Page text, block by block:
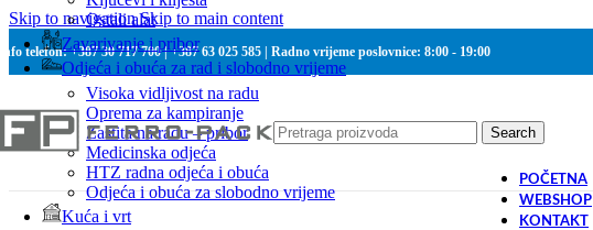
Skip to navigationSkip to main content
telefon: +387 30 717 700 | +387 63 025 585 | Radno vrijeme poslovnice: 8:00 - 19:00
Search
Ostali alat
Zavarivanje i pribor
Odjeća i obuća za rad i slobodno vrijeme
Visoka vidljivost na radu
Oprema za kampiranje
Zaštita na radu – pribor
Medicinska odjeća
HTZ radna odjeća i obuća
Odjeća i obuća za slobodno vrijeme
Kuća i vrt
POČETNA
WEBSHOP
KONTAKT